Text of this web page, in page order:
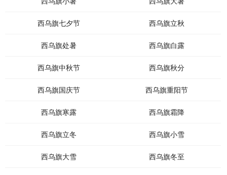
西乌旗七夕节 西乌旗立秋
西乌旗处暑 西乌旗白露
西乌旗中秋节 西乌旗秋分
西乌旗国庆节 西乌旗重阳节
西乌旗寒露 西乌旗霜降
西乌旗立冬 西乌旗小雪
西乌旗大雪 西乌旗冬至